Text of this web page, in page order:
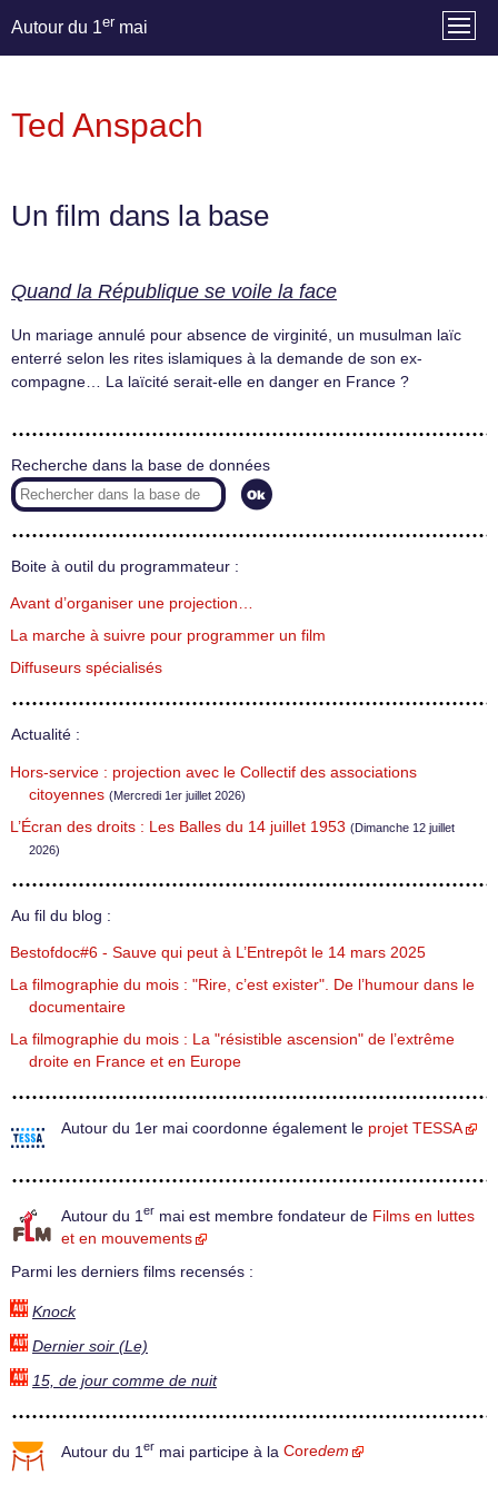
Autour du 1er mai
Ted Anspach
Un film dans la base
Quand la République se voile la face
Un mariage annulé pour absence de virginité, un musulman laïc
enterré selon les rites islamiques à la demande de son ex-
compagne… La laïcité serait-elle en danger en France ?
Recherche dans la base de données
Boite à outil du programmateur :
Avant d’organiser une projection…
La marche à suivre pour programmer un film
Diffuseurs spécialisés
Actualité :
Hors-service : projection avec le Collectif des associations
citoyennes (Mercredi 1er juillet 2026)
L’Écran des droits : Les Balles du 14 juillet 1953 (Dimanche 12 juillet
2026)
Au fil du blog :
Bestofdoc#6 - Sauve qui peut à L’Entrepôt le 14 mars 2025
La filmographie du mois : "Rire, c’est exister". De l’humour dans le
documentaire
La filmographie du mois : La "résistible ascension" de l’extrême
droite en France et en Europe
Autour du 1er mai coordonne également le projet TESSA
Autour du 1 er mai est membre fondateur de Films en luttes
et en mouvements
Parmi les derniers films recensés :
Knock
Dernier soir (Le)
15, de jour comme de nuit
Autour du 1 er mai participe à la Coredem